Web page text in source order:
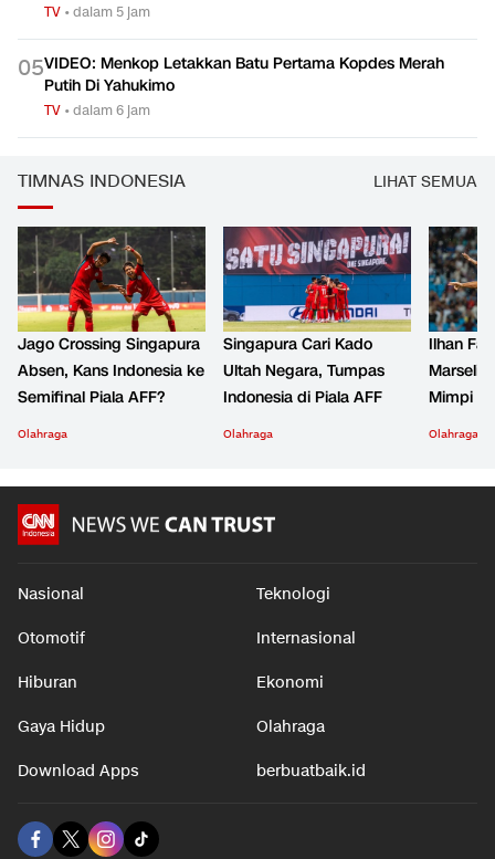
TV •dalam 5 jam
05VIDEO: Menkop Letakkan Batu Pertama Kopdes Merah
Putih Di Yahukimo
TV •dalam 6 jam
TIMNAS INDONESIA LIHAT SEMUA
Jago Crossing Singapura
Absen, Kans Indonesia ke
Semifinal Piala AFF?
Olahraga
Singapura Cari Kado
Ultah Negara, Tumpas
Indonesia di Piala AFF
Olahraga
Ilhan
Mimpi
Olahraga
Nasional Teknologi
Otomotif Internasional
Hiburan Ekonomi
Gaya Hidup Olahraga
Download Apps berbuatbaik.id